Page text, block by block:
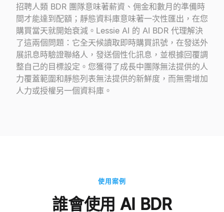
招聘人類 BDR 團隊意味著薪資、佣金和數月的準備時
間才能達到配額；靜態資料庫意味著一次性匯出，在您
購買當天就開始衰減。Lessie AI 的 AI BDR 代理解決
了這兩個問題：它全天候讀取即時購買訊號，在發送外
展訊息時驗證聯絡人，發送個性化訊息，並根據回覆調
整自己的目標設定。您獲得了成長中團隊無法提供的人
力覆蓋範圍和靜態列表無法提供的新鮮度，而無需增加
人力或授權另一個資料庫。
使用案例
誰會使用 AI BDR